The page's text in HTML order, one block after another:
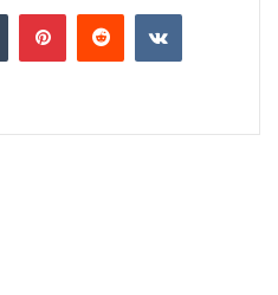
TumblrPinterestRedditVKontakte